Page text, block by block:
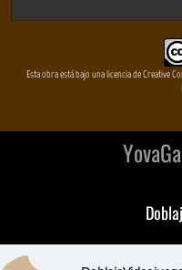
Esta obra está bajo una licencia de Creative